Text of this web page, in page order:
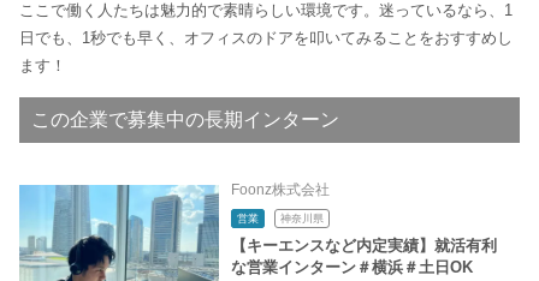
ここで働く人たちは魅力的で素晴らしい環境です。迷っているなら、1
日でも、1秒でも早く、オフィスのドアを叩いてみることをおすすめし
ます！
この企業で募集中の長期インターン
Foonz株式会社
営業 神奈川県
【キーエンスなど内定実績】就活有利
な営業インターン＃横浜＃土日OK